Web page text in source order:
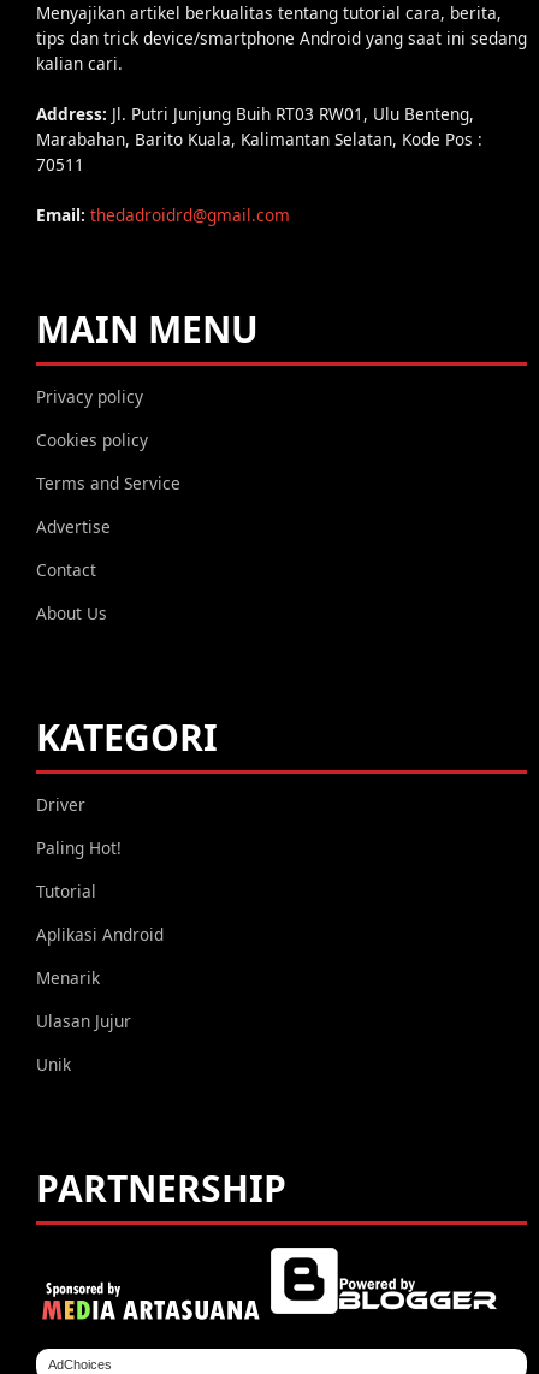
Menyajikan artikel berkualitas tentang tutorial cara, berita,
tips dan trick device/smartphone Android yang saat ini sedang
kalian cari.
Address: Jl. Putri Junjung Buih RT03 RW01, Ulu Benteng,
Marabahan, Barito Kuala, Kalimantan Selatan, Kode Pos :
70511
Email: thedadroidrd@gmail.com
MAIN MENU
Privacy policy
Cookies policy
Terms and Service
Advertise
Contact
About Us
KATEGORI
Driver
Paling Hot!
Tutorial
Aplikasi Android
Menarik
Ulasan Jujur
Unik
PARTNERSHIP
AdChoices